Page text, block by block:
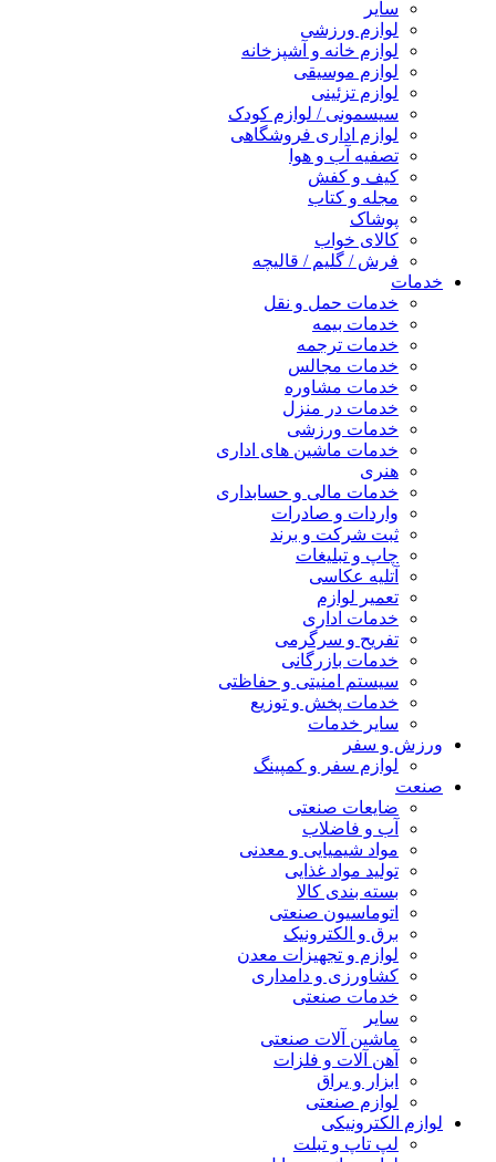
سایر
لوازم ورزشی
لوازم خانه و آشپزخانه
لوازم موسیقی
لوازم تزئینی
سیسمونی / لوازم کودک
لوازم اداری فروشگاهی
تصفیه آب و هوا
کیف و کفش
مجله و کتاب
پوشاک
کالای خواب
فرش / گلیم / قالیچه
خدمات
خدمات حمل و نقل
خدمات بیمه
خدمات ترجمه
خدمات مجالس
خدمات مشاوره
خدمات در منزل
خدمات ورزشی
خدمات ماشین های اداری
هنری
خدمات مالی و حسابداری
واردات و صادرات
ثبت شرکت و برند
چاپ و تبلیغات
آتلیه عکاسی
تعمیر لوازم
خدمات اداری
تفریح و سرگرمی
خدمات بازرگانی
سیستم امنیتی و حفاظتی
خدمات پخش و توزیع
سایر خدمات
ورزش و سفر
لوازم سفر و کمپینگ
صنعت
ضایعات صنعتی
آب و فاضلاب
مواد شیمیایی و معدنی
تولید مواد غذایی
بسته بندی کالا
اتوماسیون صنعتی
برق و الکترونیک
لوازم و تجهیزات معدن
کشاورزی و دامداری
خدمات صنعتی
سایر
ماشین آلات صنعتی
آهن آلات و فلزات
ابزار و یراق
لوازم صنعتی
لوازم الکترونیکی
لپ تاپ و تبلت